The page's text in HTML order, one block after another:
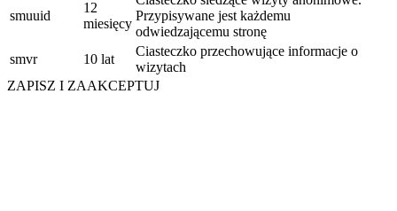
smuuid
12
miesięcy
Przypisywane jest każdemu
odwiedzającemu stronę
smvr
10 lat
Ciasteczko przechowujące informacje o
wizytach
ZAPISZ I ZAAKCEPTUJ